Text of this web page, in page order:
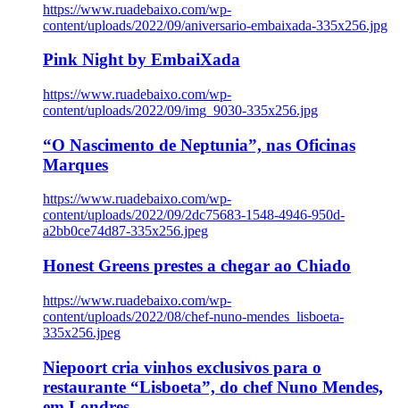
https://www.ruadebaixo.com/wp-
content/uploads/2022/09/aniversario-embaixada-335x256.jpg
Pink Night by EmbaiXada
https://www.ruadebaixo.com/wp-
content/uploads/2022/09/img_9030-335x256.jpg
“O Nascimento de Neptunia”, nas Oficinas
Marques
https://www.ruadebaixo.com/wp-
content/uploads/2022/09/2dc75683-1548-4946-950d-
a2bb0ce74d87-335x256.jpeg
Honest Greens prestes a chegar ao Chiado
https://www.ruadebaixo.com/wp-
content/uploads/2022/08/chef-nuno-mendes_lisboeta-
335x256.jpeg
Niepoort cria vinhos exclusivos para o
restaurante “Lisboeta”, do chef Nuno Mendes,